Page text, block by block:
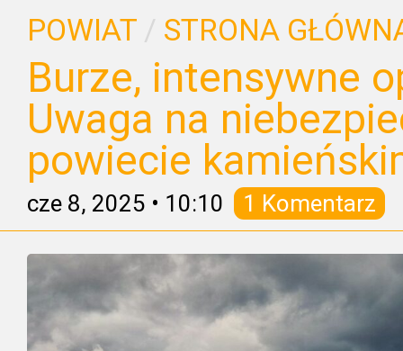
POWIAT / STRONA
Burze, intensywne
Uwaga na
powiecie
cze 8, 2025 • 10:10 1 Komentarz